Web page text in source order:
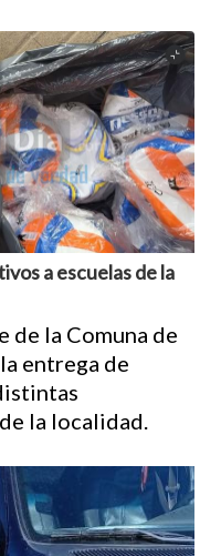
a escuelas de la
de la Comuna de
entrega de
la localidad.